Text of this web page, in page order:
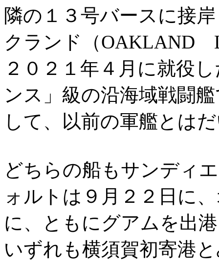
隣の１３号バースに接
クランド（OAKLAND
２０２１年４月に就役
ンス」級の沿海域戦闘
して、以前の軍艦とは
どちらの船もサンディ
ォルトは９月２２日に
に、ともにグアムを出
いずれも横須賀初寄港